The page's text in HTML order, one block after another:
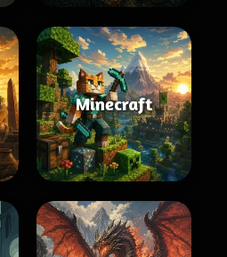
Minecraft